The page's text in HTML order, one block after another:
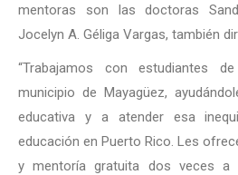
mentoras son las doctoras
Jocelyn A. Géliga Vargas, también
“Trabajamos con estudiantes
municipio de Mayagüez,
educativa y a atender esa
educación en Puerto Rico. Les
y mentoría gratuita dos veces a